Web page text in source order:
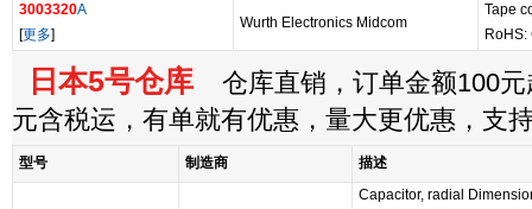
3003320A
[更多]
Wurth Electronics Midcom
Tape
日本5号仓库 仓库直销，订单金额100元
元含税运，有单就有优惠，量大更优惠，支
型号 制造商 描述
Capacitor, radial